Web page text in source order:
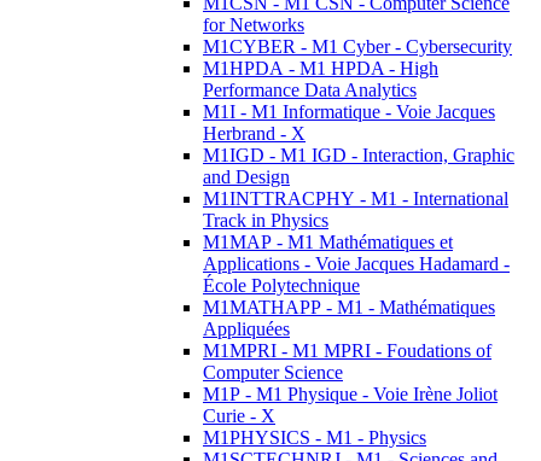
for Networks
M1CYBER - M1 Cyber - Cybersecurity
M1HPDA - M1 HPDA - High
Performance Data Analytics
M1I - M1 Informatique - Voie Jacques
Herbrand - X
M1IGD - M1 IGD - Interaction, Graphic
and Design
M1INTTRACPHY - M1 - International
Track in Physics
M1MAP - M1 Mathématiques et
Applications - Voie Jacques Hadamard -
École Polytechnique
M1MATHAPP - M1 - Mathématiques
Appliquées
M1MPRI - M1 MPRI - Foudations of
Computer Science
M1P - M1 Physique - Voie Irène Joliot
Curie - X
M1PHYSICS - M1 - Physics